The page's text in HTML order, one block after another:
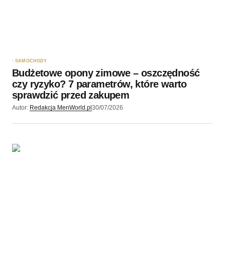
SAMOCHODY
Budżetowe opony zimowe – oszczędność
czy ryzyko? 7 parametrów, które warto
sprawdzić przed zakupem
Autor: Redakcja MenWorld.pl30/07/2026